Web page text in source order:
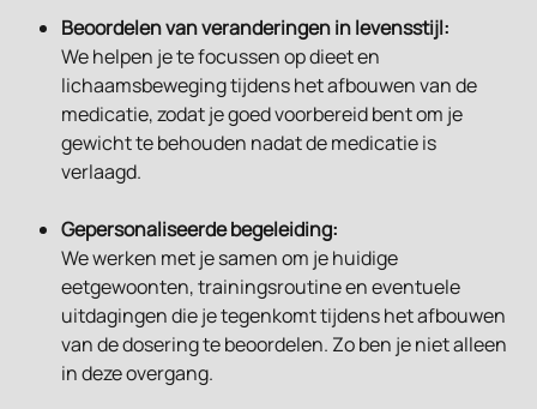
Beoordelen van veranderingen in levensstijl:
We helpen je te focussen op dieet en
lichaamsbeweging tijdens het afbouwen van de
medicatie, zodat je goed voorbereid bent om je
gewicht te behouden nadat de medicatie is
verlaagd.
Gepersonaliseerde begeleiding:
We werken met je samen om je huidige
eetgewoonten, trainingsroutine en eventuele
uitdagingen die je tegenkomt tijdens het afbouwen
van de dosering te beoordelen. Zo ben je niet alleen
in deze overgang.